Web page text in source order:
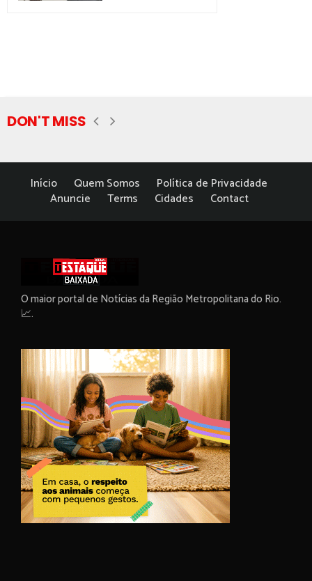
DON'T MISS
Início Quem Somos
Política de Privacidade
Anuncie
Terms Cidades Contact
O maior portal de Notícias da Região Metropolitana do Rio.
📈.